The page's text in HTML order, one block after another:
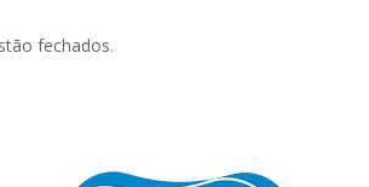
fechados.